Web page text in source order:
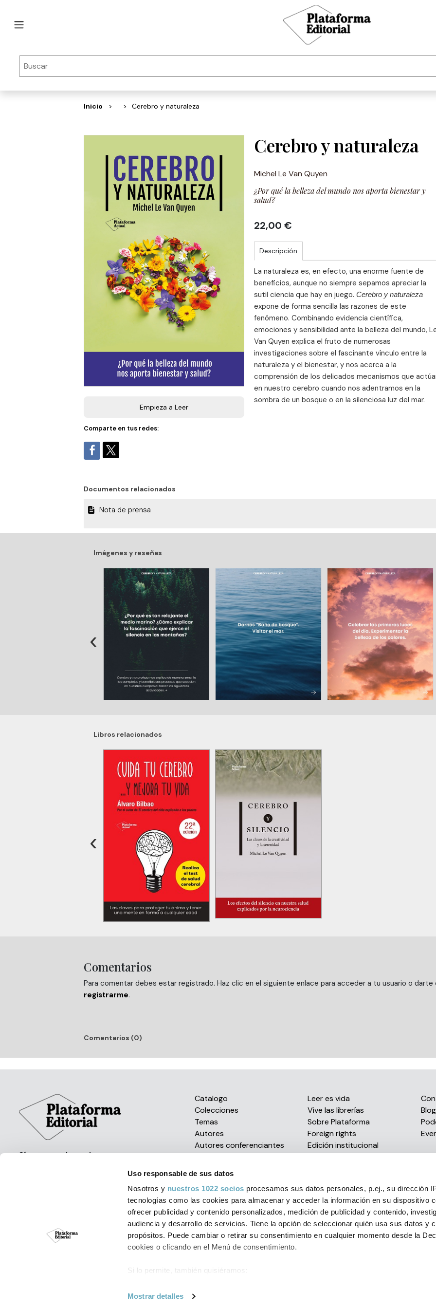
Uso responsable de sus datos
Nosotros y nuestros 1022 socios procesamos sus datos personales, p.ej., su dirección
tecnologías como las cookies para almacenar y acceder la información en su dispositivo
ofrecer publicidad y contenido personalizados, medición de publicidad y contenido,
audiencia y desarrollo de servicios. Tiene la opción de seleccionar quién usa sus datos y
propósitos. Puede cambiar o retirar su consentimiento en cualquier momento desde la
cookies o clicando en el Menú de consentimiento.
Si lo permite, también quisiéramos:
metros
Mostrar detalles
Inicio Cerebro y naturaleza
Empieza a Leer
Comparte en tus redes:
Cerebro y naturaleza
Michel Le Van Quyen
¿Por qué la belleza del mundo nos aporta bienestar y
salud?
22,00 €
Descripción
La naturaleza es, en efecto, una enorme fuente de
beneficios, aunque no siempre sepamos apreciar la
sutil ciencia que hay en juego. Cerebro y naturaleza
expone de forma sencilla las razones de este
fenómeno. Combinando evidencia científica,
emociones y sensibilidad ante la belleza del mundo,
Van Quyen explica el fruto de numerosas
investigaciones sobre el fascinante vínculo entre la
naturaleza y el bienestar, y nos acerca a la
comprensión de los delicados mecanismos que
en nuestro cerebro cuando nos adentramos en la
sombra de un bosque o en la silenciosa luz del mar.
Documentos relacionados
Nota de prensa
Imágenes y reseñas
‹
Libros relacionados
‹
Comentarios
Para comentar debes estar registrado. Haz clic en el siguiente enlace para acceder a tu usuario o
registrarme.
Comentarios (0)
Síguenos en las redes
Catalogo
Colecciones
Temas
Autores
Autores conferenciantes
Leer es vida
Vive las librerías
Sobre Plataforma
Foreign rights
Edición institucional
Premios literarios
Blog
Política de Cookies Aviso Legal Política de privacidad Condiciones generales Política
© Plataforma Editorial 2026 C/ Muntaner, 269, entlo. 1ª - 08021 Barcelona (Spain)